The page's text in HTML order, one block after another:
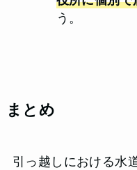
う。
まとめ
引っ越しにおける水